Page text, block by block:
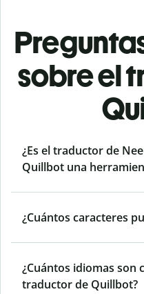
sobre el
¿Es el traductor de
Quillbot una
¿Cuántos caracteres
¿Cuántos idiomas son
traductor de Quillbot?